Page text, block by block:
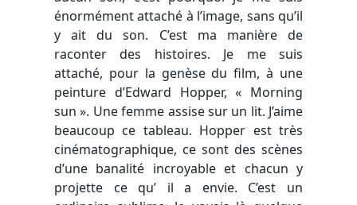
énormément attaché à l’image, sans qu’il
y ait du son. C’est ma manière de
raconter des histoires. Je me suis
attaché, pour la genèse du film, à une
peinture d’Edward Hopper, « Morning
sun ». Une femme assise sur un lit. J’aime
beaucoup ce tableau. Hopper est très
cinématographique, ce sont des scènes
d’une banalité incroyable et chacun y
projette ce qu’ il a envie. C’est un